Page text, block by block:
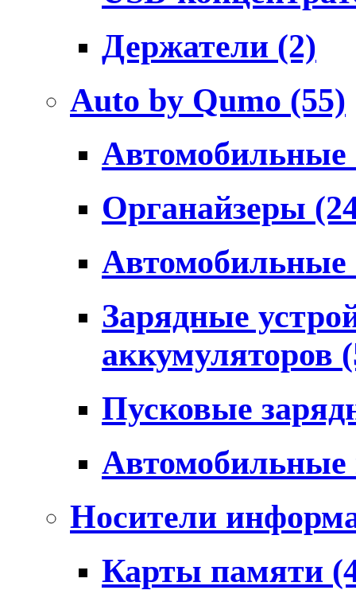
Держатели (2)
Auto by Qumo (55)
Органайзеры
Зарядные
аккумуляторов
Пусковые
Носители
Карты памяти